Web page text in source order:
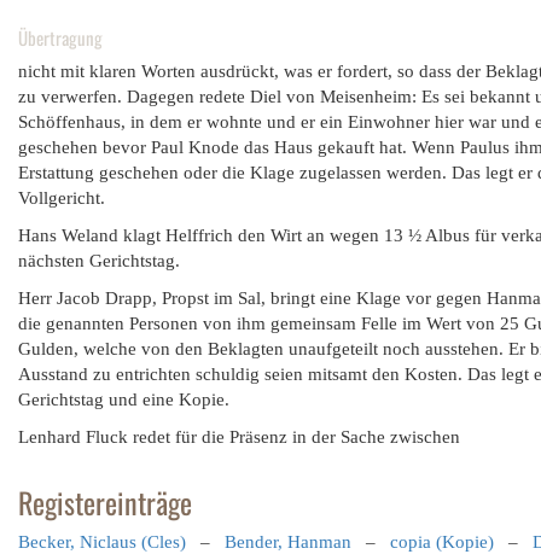
Übertragung
nicht mit klaren Worten ausdrückt, was er fordert, so dass der
zu verwerfen. Dagegen redete Diel von Meisenheim: Es sei
Schöffenhaus, in dem er wohnte und er ein Einwohner hier war und
geschehen bevor Paul Knode das Haus gekauft hat. Wenn Paulus
Erstattung geschehen oder die Klage zugelassen werden. Das legt
Vollgericht.
Hans Weland klagt Helffrich den Wirt an wegen 13 ½ Albus für
nächsten Gerichtstag.
Herr Jacob Drapp, Propst im Sal, bringt eine Klage vor gegen
die genannten Personen von ihm gemeinsam Felle im Wert von 25
Gulden, welche von den Beklagten unaufgeteilt noch ausstehen. Er
Ausstand zu entrichten schuldig seien mitsamt den Kosten. Das
Gerichtstag und eine Kopie.
Lenhard Fluck redet für die Präsenz in der Sache zwischen
Registereinträge
Becker, Niclaus (Cles) – Bender, Hanman – copia (Kopie) –